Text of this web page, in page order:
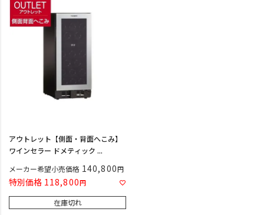
アウトレット【側面・背面へこみ】
ワインセラー ドメティック ...
メーカー希望小売価格 140,800
特別価格 118,800
在庫切れ